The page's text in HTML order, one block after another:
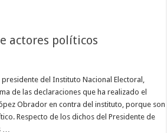
actores políticos
del Instituto Nacional Electoral,
de las declaraciones que ha realizado el
Obrador en contra del instituto, porque son
Respecto de los dichos del Presidente de
…